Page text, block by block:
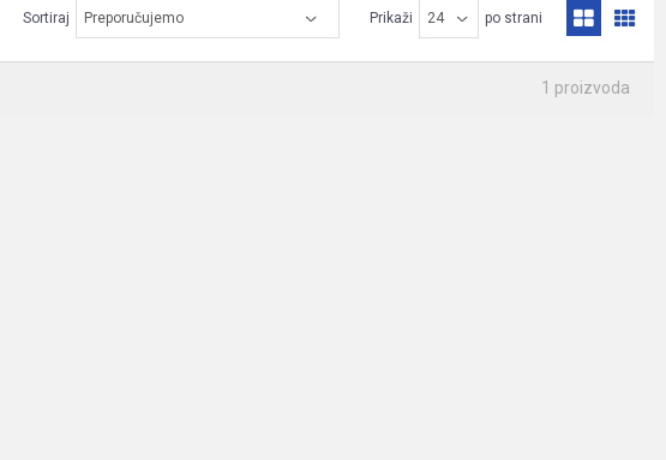
Sortiraj Prikaži po strani
1 proizvoda